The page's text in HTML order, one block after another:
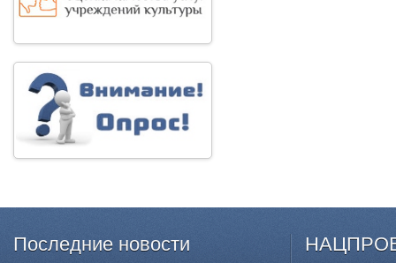
Последние новости